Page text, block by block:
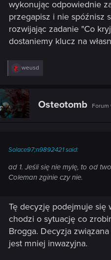
wykonując odpowiednie
przegapisz i nie spóźnisz
rozwijając zadanie "Co
dostaniemy klucz na
R
e
c
t
i
o
weusd
Osteotomb Forum
Solace97;n9892421 said:
ad 1. Jeśli się nie mylę, to od
Coleman zginie czy nie.
Tę decyzję podejmuje się
chodzi o sytuację co
Brogga. Decyzja
jest mniej inwazyjna.